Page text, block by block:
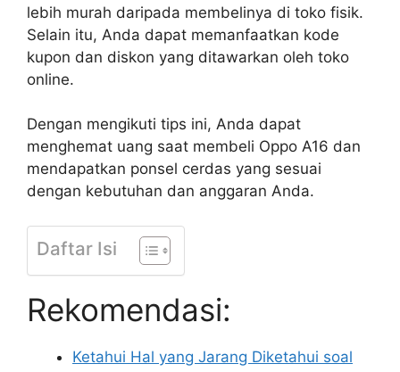
lebih murah daripada membelinya di toko fisik.
Selain itu, Anda dapat memanfaatkan kode
kupon dan diskon yang ditawarkan oleh toko
online.
Dengan mengikuti tips ini, Anda dapat
menghemat uang saat membeli Oppo A16 dan
mendapatkan ponsel cerdas yang sesuai
dengan kebutuhan dan anggaran Anda.
Daftar Isi
Rekomendasi:
Ketahui Hal yang Jarang Diketahui soal